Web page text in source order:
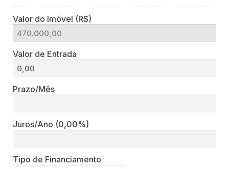
Valor do Imóvel (R$)
Valor de Entrada
Prazo/Mês
Juros/Ano (0,00%)
Tipo de Financiamento